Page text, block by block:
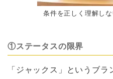
条件を正しく理解し
①ステータスの限界
「ジャックス」というブ